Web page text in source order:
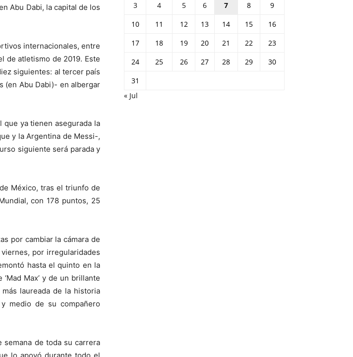
Abu Dabi, la capital de los
internacionales, entre
de atletismo de 2019. Este
siguientes: al tercer país
(en Abu Dabi)- en albergar
ya tienen asegurada la
y la Argentina de Messi-,
siguiente será parada y
México, tras el triunfo de
con 178 puntos, 25
por cambiar la cámara de
por irregularidades
hasta el quinto en la
Max’ y de un brillante
laureada de la historia
medio de su compañero
de toda su carrera
3
4 5 6 7 8
9
10
11 12 13 14 15
16
17
18 19 20 21 22
23
24
25 26 27 28 29
30
31
« Jul